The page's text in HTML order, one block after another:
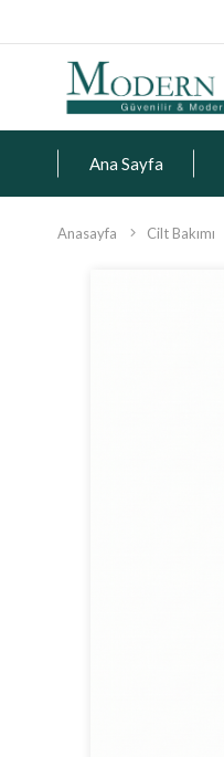
Ana Sayfa
Anasayfa Cilt Bakımı